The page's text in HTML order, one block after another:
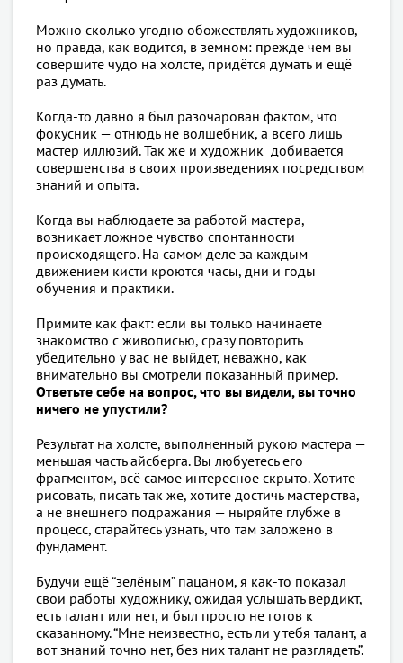
Можно сколько угодно обожествлять художников,
но правда, как водится, в земном: прежде чем вы
совершите чудо на холсте, придётся думать и ещё
раз думать.
Когда-то давно я был разочарован фактом, что
фокусник — отнюдь не волшебник, а всего лишь
мастер иллюзий. Так же и художник добивается
совершенства в своих произведениях посредством
знаний и опыта.
Когда вы наблюдаете за работой мастера,
возникает ложное чувство спонтанности
происходящего. На самом деле за каждым
движением кисти кроются часы, дни и годы
обучения и практики.
Примите как факт: если вы только начинаете
знакомство с живописью, сразу повторить
убедительно у вас не выйдет, неважно, как
внимательно вы смотрели показанный пример.
Ответьте себе на вопрос, что вы видели, вы точно
ничего не упустили?
Результат на холсте, выполненный рукою мастера —
меньшая часть айсберга. Вы любуетесь его
фрагментом, всё самое интересное скрыто. Хотите
рисовать, писать так же, хотите достичь мастерства,
а не внешнего подражания — ныряйте глубже в
процесс, старайтесь узнать, что там заложено в
фундамент.
Будучи ещё “зелёным” пацаном, я как-то показал
свои работы художнику, ожидая услышать вердикт,
есть талант или нет, и был просто не готов к
сказанному. “Мне неизвестно, есть ли у тебя талант, а
вот знаний точно нет, без них талант не разглядеть”.